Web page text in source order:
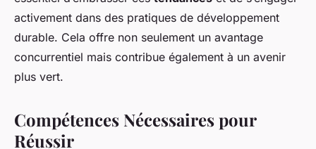
activement dans des pratiques de développement
durable. Cela offre non seulement un avantage
concurrentiel mais contribue également à un avenir
plus vert.
Compétences Nécessaires pour
Réussir